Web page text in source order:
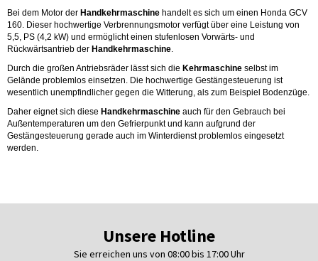
Bei dem Motor der Handkehrmaschine handelt es sich um einen Honda GCV
160. Dieser hochwertige Verbrennungsmotor verfügt über eine Leistung von
5,5, PS (4,2 kW) und ermöglicht einen stufenlosen Vorwärts- und
Rückwärtsantrieb der Handkehrmaschine.
Durch die großen Antriebsräder lässt sich die Kehrmaschine selbst im
Gelände problemlos einsetzen. Die hochwertige Gestängesteuerung ist
wesentlich unempfindlicher gegen die Witterung, als zum Beispiel Bodenzüge.
Daher eignet sich diese Handkehrmaschine auch für den Gebrauch bei
Außentemperaturen um den Gefrierpunkt und kann aufgrund der
Gestängesteuerung gerade auch im Winterdienst problemlos eingesetzt
werden.
Unsere Hotline
Sie erreichen uns von 08:00 bis 17:00 Uhr